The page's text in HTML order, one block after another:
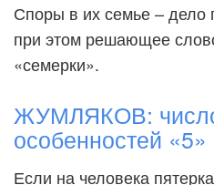
Споры в их семье – дело
при этом решающее
«семерки».
ЖУМЛЯКОВ:
особенностей «5»
Если на человека